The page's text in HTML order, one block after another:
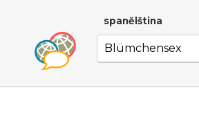
spanělština